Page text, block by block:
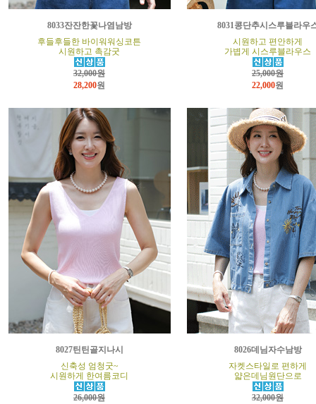
8033잔잔한꽃나염남방
후들후들한 바이워워싱코튼
시원하고 촉감굿
32,000원
28,200원
8031콩단추시스루블라우
시원하고 편안하게
가볍게 시스루블라우스
25,000원
22,000원
8027틴틴골지나시
신축성 엄청굿~
시원하게 한여름코디
26,000원
8026데님자수남방
자켓스타일로 편하게
얇은데님원단으로
32,000원